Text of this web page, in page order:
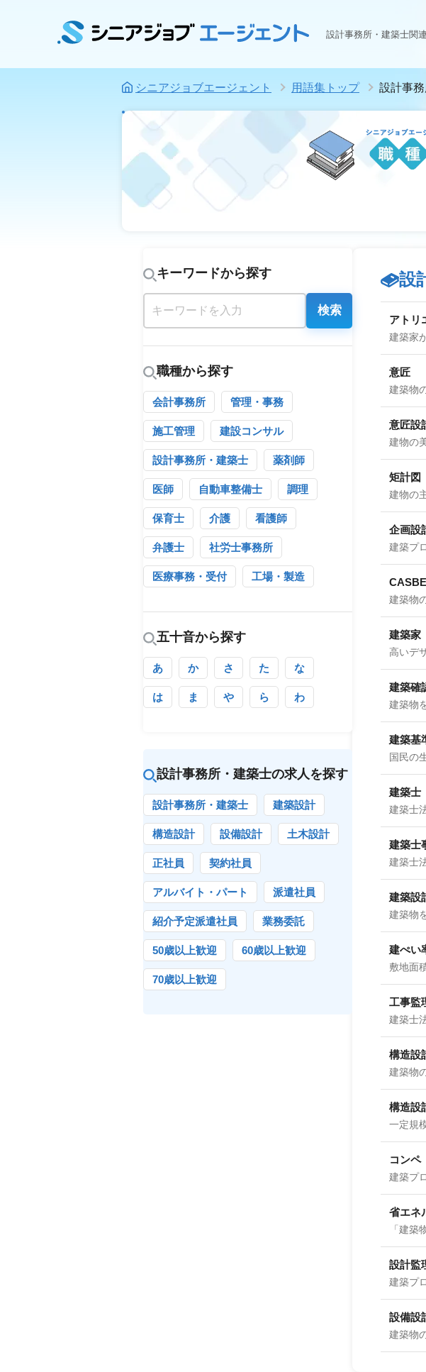
設計事務所・建築士関
シニアジョブエージェント 用語集トップ 設計事
設
アトリ
意匠
意匠設
矩計図
企画設
建築家
建築確
建築基
建築士
建築士
建築設
建ぺい
工事監
構造設
構造設
コンペ
省エネ
設計監
設備設
キーワードから探す
検索
職種から探す
会計事務所 管理・事務
施工管理 建設コンサル
設計事務所・建築士 薬剤師
医師 自動車整備士 調理
保育士 介護 看護師
弁護士 社労士事務所
医療事務・受付 工場・製造
五十音から探す
あ か さ た な
は ま や ら わ
設計事務所・建築士の求人を探す
設計事務所・建築士 建築設計
構造設計 設備設計 土木設計
正社員 契約社員
アルバイト・パート 派遣社員
紹介予定派遣社員 業務委託
50歳以上歓迎 60歳以上歓迎
70歳以上歓迎